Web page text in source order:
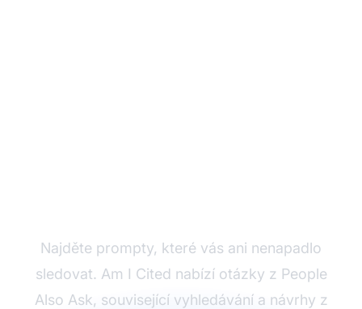
Najděte prompty, které vás ani nenapadlo
sledovat. Am I Cited nabízí otázky z People
Also Ask, související vyhledávání a návrhy z